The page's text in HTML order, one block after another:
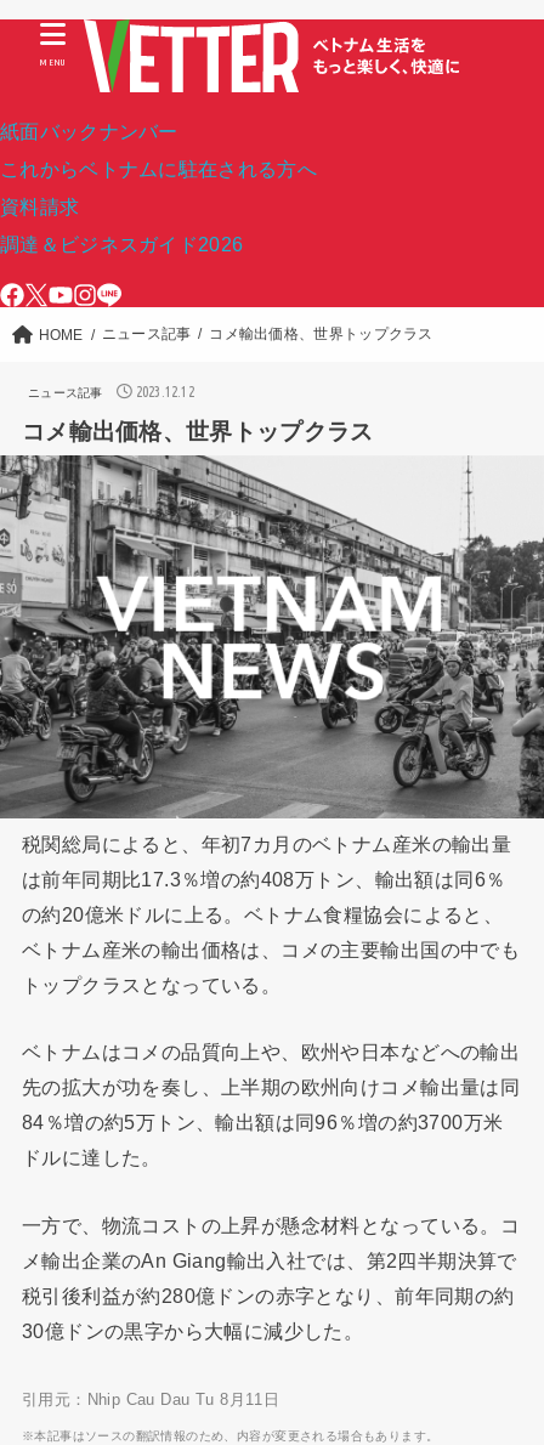
紙面バックナンバー
これからベトナムに駐在される方へ
資料請求
調達＆ビジネスガイド2026
MENU
HOME ニュース記事 コメ輸出価格、世界トップクラス
ニュース記事 2023.12.12
コメ輸出価格、世界トップクラス
税関総局によると、年初7カ月のベトナム産米の輸出量
は前年同期比17.3％増の約408万トン、輸出額は同6％
の約20億米ドルに上る。ベトナム食糧協会によると、
ベトナム産米の輸出価格は、コメの主要輸出国の中でも
トップクラスとなっている。
ベトナムはコメの品質向上や、欧州や日本などへの輸出
先の拡大が功を奏し、上半期の欧州向けコメ輸出量は同
84％増の約5万トン、輸出額は同96％増の約3700万米
ドルに達した。
一方で、物流コストの上昇が懸念材料となっている。コ
メ輸出企業のAn Giang輸出入社では、第2四半期決算で
税引後利益が約280億ドンの赤字となり、前年同期の約
30億ドンの黒字から大幅に減少した。
引用元：Nhip Cau Dau Tu 8月11日
※本記事はソースの翻訳情報のため、内容が変更される場合もあります。